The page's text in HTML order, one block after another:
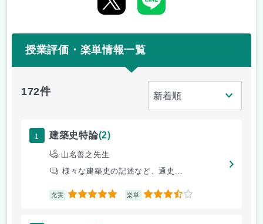
授業評価・楽単情報一覧
172件
1 建築史特論(2)
山名善之先生
様々な建築史の記述など、通史...
充実 5 楽単 3.5